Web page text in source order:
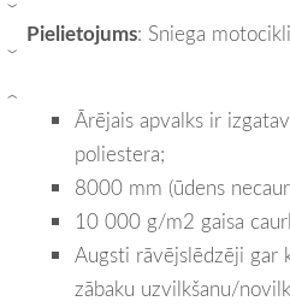
›
›
›
Pielietojums: Sniega
Ārējais apvalks ir
poliestera;
8000 mm (ūdens
10 000 g/m2 gaisa
Augsti rāvējslēdzēji gar
zābaku uzvilkšanu/